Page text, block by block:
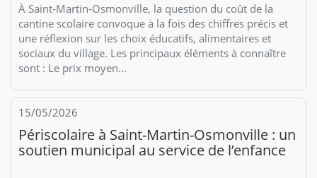
À Saint-Martin-Osmonville, la question du coût de la
cantine scolaire convoque à la fois des chiffres précis et
une réflexion sur les choix éducatifs, alimentaires et
sociaux du village. Les principaux éléments à connaître
sont : Le prix moyen...
15/05/2026
Périscolaire à Saint-Martin-Osmonville : un
soutien municipal au service de l’enfance